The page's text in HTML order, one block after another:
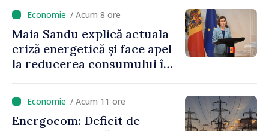
niciun stat”
/ Acum 8 ore
Maia Sandu explică actuala
criză energetică și face apel
la reducerea consumului în
putem menține prețurile la
un nivel mai mic”
/ Acum 11 ore
Energocom: Deficit de